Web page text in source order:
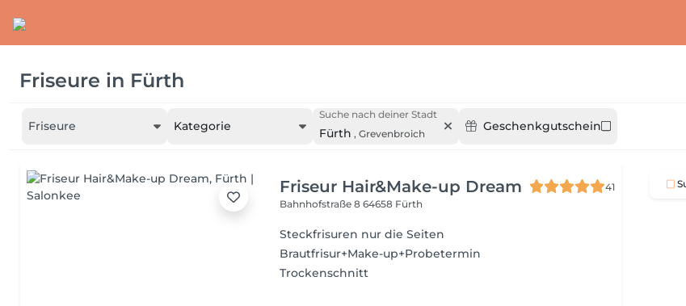
Friseure in Fürth
Friseure Kategorie
Suche nach deiner Stadt
Fürth , Grevenbroich
Geschenkgutschein
Friseur Hair&Make-up Dream
41
Bahnhofstraße 864658 Fürth
Steckfrisuren nur die Seiten
Brautfrisur+Make-up+Probetermin
Trockenschnitt